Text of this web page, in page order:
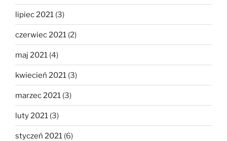
lipiec 2021 (3)
czerwiec 2021 (2)
maj 2021 (4)
kwiecień 2021 (3)
marzec 2021 (3)
luty 2021 (3)
styczeń 2021 (6)